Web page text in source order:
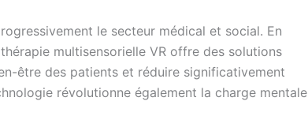
le secteur médical et social. En
multisensorielle VR offre des solutions
être des patients et réduire significativement
révolutionne également la charge mentale